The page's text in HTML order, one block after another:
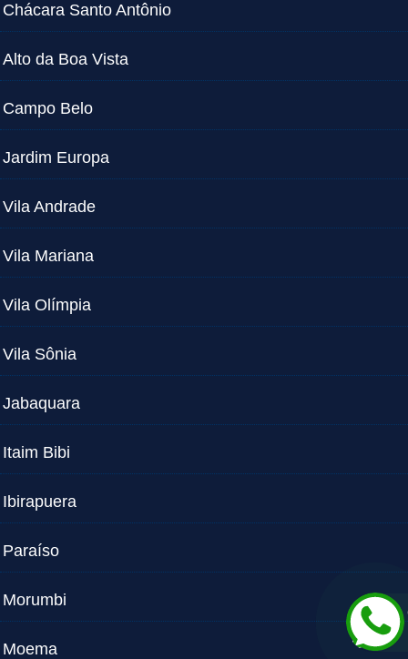
Chácara Santo Antônio
Alto da Boa Vista
Campo Belo
Jardim Europa
Vila Andrade
Vila Mariana
Vila Olímpia
Vila Sônia
Jabaquara
Itaim Bibi
Ibirapuera
Paraíso
Morumbi
Moema